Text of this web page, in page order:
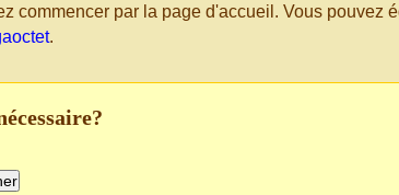
commencer par la page d'accueil. Vous pouvez
.